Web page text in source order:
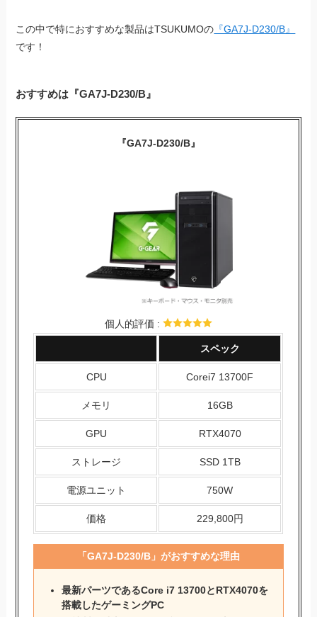
この中で特におすすめな製品はTSUKUMOの 『GA7J-D230/B』
です！
おすすめは『GA7J-D230/B』
『GA7J-D230/B』
個人的評価 :
スペック
CPU Corei7 13700F
メモリ 16GB
GPU RTX4070
ストレージ SSD 1TB
電源ユニット 750W
価格 229,800円
「GA7J-D230/B 」がおすすめな理由
最新パーツであるCore i7 13700とRTX4070を
搭載したゲーミングPC